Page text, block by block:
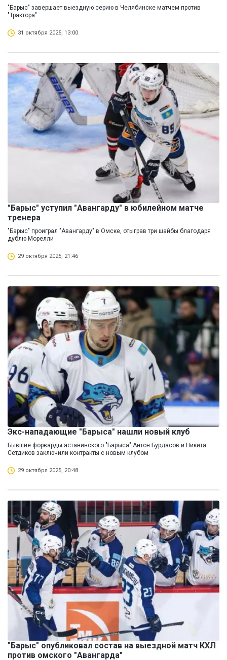
"Барыс" завершает выездную серию в Челябинске матчем против
"Трактора"
31 октября 2025, 13:00
"Барыс" уступил "Авангарду" в юбилейном матче
тренера
"Барыс" проиграл "Авангарду" в Омске, отыграв три шайбы благодаря
дублю Морелли
29 октября 2025, 21:46
Экс-нападающие "Барыса" нашли новый клуб
Бывшие форварды астанинского "Барыса" Антон Бурдасов и Никита
Сетдиков заключили контракты с новым клубом
29 октября 2025, 20:48
"Барыс" опубликовал состав на выездной матч КХЛ
против омского "Авангарда"